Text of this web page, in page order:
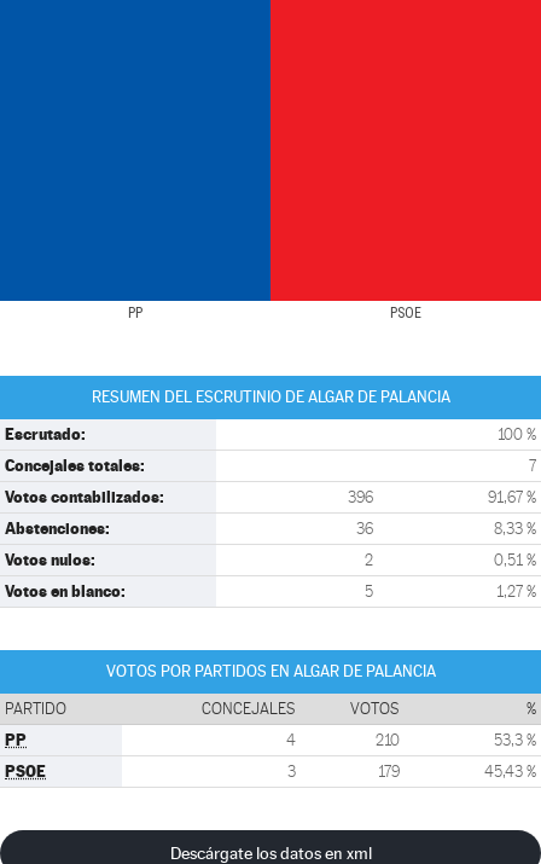
PP PSOE
RESUMEN DEL ESCRUTINIO DE ALGAR DE PALANCIA
Escrutado: 100 %
Concejales totales: 7
Votos contabilizados: 396 91,67 %
Abstenciones: 36 8,33 %
Votos nulos: 2 0,51 %
Votos en blanco: 5 1,27 %
VOTOS POR PARTIDOS EN ALGAR DE PALANCIA
PARTIDO CONCEJALES VOTOS %
PP 4 210 53,3 %
PSOE 3 179 45,43 %
Descárgate los datos en xml